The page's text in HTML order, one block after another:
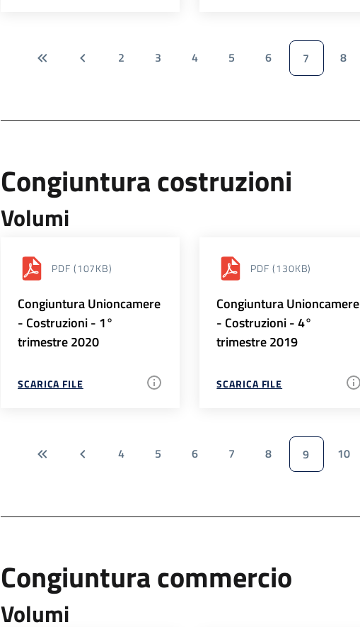
2 3 4 5 6 7 8
Congiuntura costruzioni
Volumi
PDF (107KB)
Congiuntura Unioncamere
- Costruzioni - 1°
trimestre 2020
SCARICA FILE
PDF (130KB)
Congiuntura Unioncamere
- Costruzioni - 4°
trimestre 2019
SCARICA FILE
4 5 6 7 8 9 10
Congiuntura commercio
Volumi